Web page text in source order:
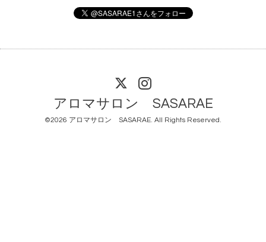
アロマサロン SASARAE
©2026 アロマサロン SASARAE. All Rights Reserved.